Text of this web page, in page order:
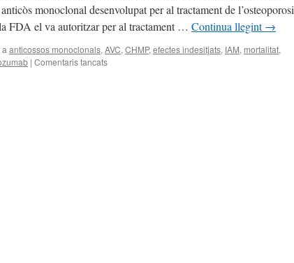
monoclonal desenvolupat per al tractament de l’osteoporosi
FDA el va autoritzar per al tractament … Continua llegint→
anticossos monoclonals, AVC, CHMP, efectes indesitjats, IAM, mortalitat,
| Comentaris tancats